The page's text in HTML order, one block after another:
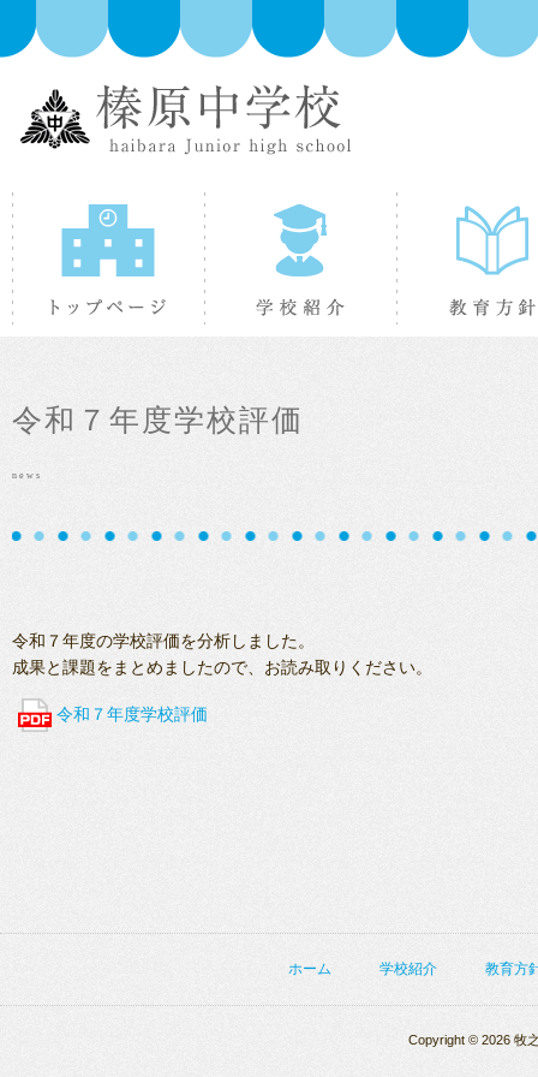
トップページ 学校紹介
令和７年度学校評価
news
令和７年度の学校評価を分析しました。
成果と課題をまとめましたので、お読み取りください。
令和７年度学校評価
ホーム 学校紹介 教育方
Copyright © 2026 牧